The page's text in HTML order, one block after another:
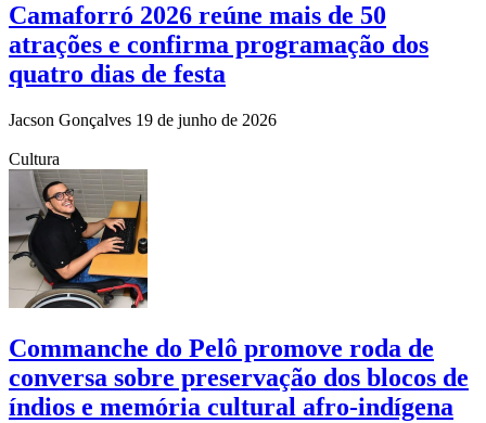
Camaforró 2026 reúne mais de 50
atrações e confirma programação dos
quatro dias de festa
Jacson Gonçalves 19 de junho de 2026
Cultura
Commanche do Pelô promove roda de
conversa sobre preservação dos blocos de
índios e memória cultural afro-indígena